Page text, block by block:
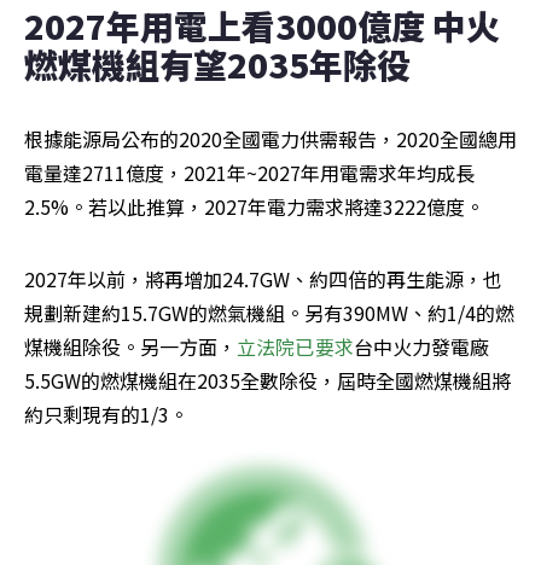
2027年用電上看3000億度 中火
燃煤機組有望2035年除役
根據能源局公布的2020全國電力供需報告，2020全國總用
電量達2711億度，2021年~2027年用電需求年均成長
2.5%。若以此推算，2027年電力需求將達3222億度。
2027年以前，將再增加24.7GW、約四倍的再生能源，也
規劃新建約15.7GW的燃氣機組。另有390MW、約1/4的燃
煤機組除役。另一方面， 立法院已要求台中火力發電廠
5.5GW的燃煤機組在2035全數除役，屆時全國燃煤機組將
約只剩現有的1/3。